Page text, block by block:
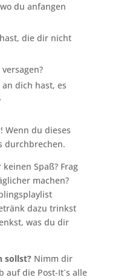
du anfangen
die dir nicht
dich hast, es
Wenn du dieses
durchbrechen.
Spaß? Frag
machen?
dazu trinkst
was du dir
sollst?Nimm dir
auf die Post-It´s alle